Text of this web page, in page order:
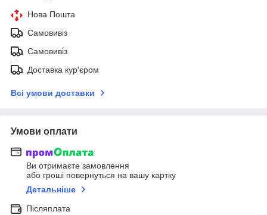
Нова Пошта
Самовивіз
Самовивіз
Доставка кур'єром
Всі умови доставки
Умови оплати
Ви отримаєте замовлення
або гроші повернуться на вашу картку
Детальніше
Післяплата